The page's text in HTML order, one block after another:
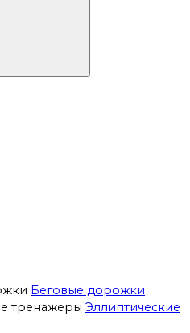
Беговые дорожки
Эллиптические